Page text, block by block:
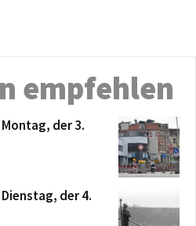
empfehlen
der 3.
der 4.